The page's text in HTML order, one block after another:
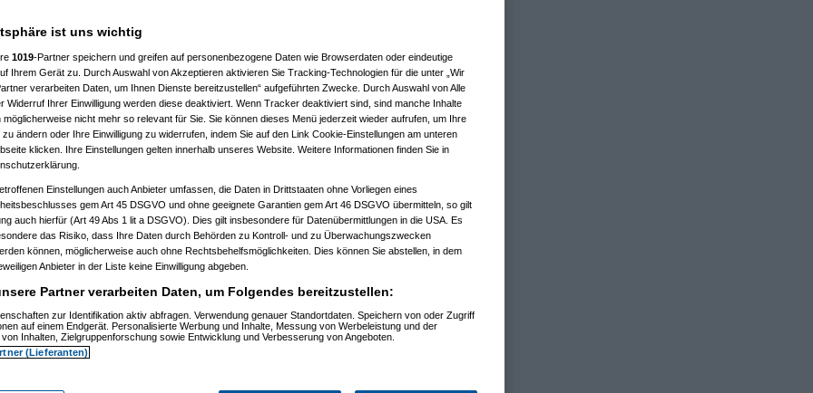
ist uns wichtig
1019-Partner speichern und greifen auf personenbezogene Daten wie Browserdaten oder eindeutige
Ihrem Gerät zu. Durch Auswahl von Akzeptieren aktivieren Sie Tracking-Technologien für die unter „Wir
verarbeiten Daten, um Ihnen Dienste bereitzustellen“ aufgeführten Zwecke. Durch Auswahl von Alle
Widerruf Ihrer Einwilligung werden diese deaktiviert. Wenn Tracker deaktiviert sind, sind manche Inhalte
möglicherweise nicht mehr so relevant für Sie. Sie können dieses Menü jederzeit wieder aufrufen, um Ihre
zu ändern oder Ihre Einwilligung zu widerrufen, indem Sie auf den Link Cookie-Einstellungen am unteren
klicken. Ihre Einstellungen gelten innerhalb unseres Website. Weitere Informationen finden Sie in
Einstellungen auch Anbieter umfassen, die Daten in Drittstaaten ohne Vorliegen eines
gem Art 45 DSGVO und ohne geeignete Garantien gem Art 46 DSGVO übermitteln, so gilt
auch hierfür (Art 49 Abs 1 lit a DSGVO). Dies gilt insbesondere für Datenübermittlungen in die USA. Es
das Risiko, dass Ihre Daten durch Behörden zu Kontroll- und zu Überwachungszwecken
können, möglicherweise auch ohne Rechtsbehelfsmöglichkeiten. Dies können Sie abstellen, in dem
Anbieter in der Liste keine Einwilligung abgeben.
Partner verarbeiten Daten, um Folgendes bereitzustellen:
zur Identifikation aktiv abfragen. Verwendung genauer Standortdaten. Speichern von oder Zugriff
auf einem Endgerät. Personalisierte Werbung und Inhalte, Messung von Werbeleistung und der
Inhalten, Zielgruppenforschung sowie Entwicklung und Verbesserung von Angeboten.
(Lieferanten)